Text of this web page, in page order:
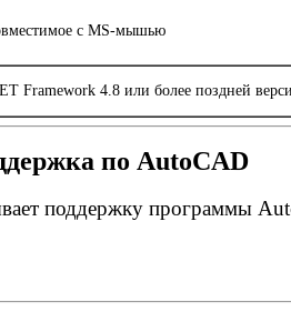
с MS-мышью
Framework 4.8 или более поздней
по AutoCAD
поддержку программы